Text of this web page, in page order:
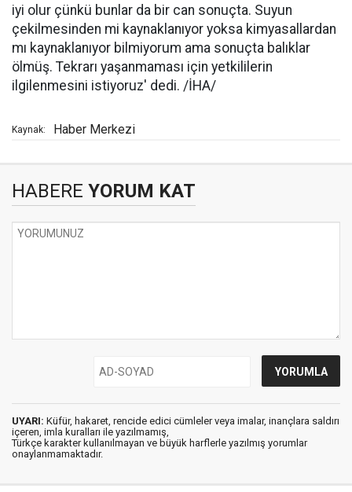
iyi olur çünkü bunlar da bir can sonuçta. Suyun
çekilmesinden mi kaynaklanıyor yoksa kimyasallardan
mı kaynaklanıyor bilmiyorum ama sonuçta balıklar
ölmüş. Tekrarı yaşanmaması için yetkililerin
ilgilenmesini istiyoruz' dedi. /İHA/
Kaynak: Haber Merkezi
HABERE YORUM KAT
UYARI: Küfür, hakaret, rencide edici cümleler veya imalar, inançlara saldırı
içeren, imla kuralları ile yazılmamış,
Türkçe karakter kullanılmayan ve büyük harflerle yazılmış yorumlar
onaylanmamaktadır.